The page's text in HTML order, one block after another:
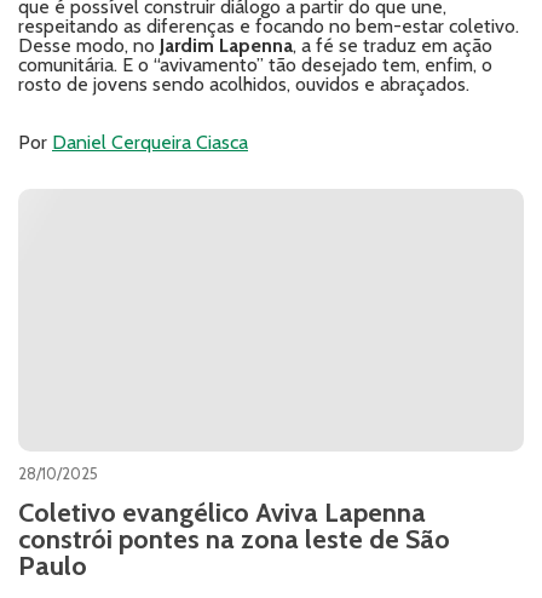
que é possível construir diálogo a partir do que une,
respeitando as diferenças e focando no bem-estar coletivo.
Desse modo, no Jardim Lapenna, a fé se traduz em ação
comunitária. E o “avivamento” tão desejado tem, enfim, o
rosto de jovens sendo acolhidos, ouvidos e abraçados.
Por Daniel Cerqueira Ciasca
28/10/2025
Coletivo evangélico Aviva Lapenna
constrói pontes na zona leste de São
Paulo